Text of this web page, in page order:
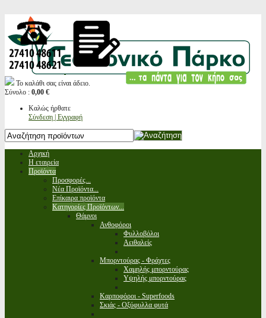
Το καλάθι σας είναι άδειο.
Σύνολο : 0,00 €
Καλώς ήρθατε
Σύνδεση | Εγγραφή
Αρχική
Η εταιρεία
Προϊόντα
Προσφορές...
Νέα Προϊόντα...
Επίκαιρα προϊόντα
Κατηγορίες Προϊόντων...
Θάμνοι
Ανθοφόροι
Φυλλοβόλοι
Αειθαλείς
Μπορντούρας - Φράχτες
Χαμηλής μπορντούρας
Υψηλής μπορντούρας
Καρποφόροι - Superfoods
Σκιάς - Οξύφυλλα φυτά